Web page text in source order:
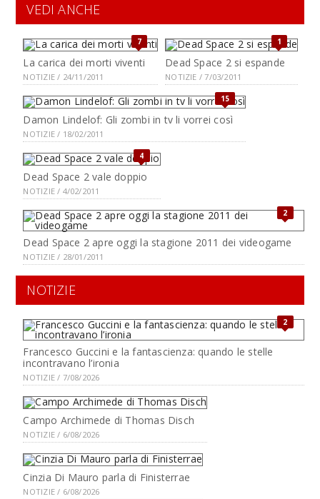
VEDI ANCHE
7
La carica dei morti viventi
NOTIZIE / 24/11/2011
1
Dead Space 2 si espande
NOTIZIE / 7/03/2011
15
Damon Lindelof: Gli zombi in tv li vorrei così
NOTIZIE / 18/02/2011
4
Dead Space 2 vale doppio
NOTIZIE / 4/02/2011
2
Dead Space 2 apre oggi la stagione 2011 dei videogame
NOTIZIE / 28/01/2011
NOTIZIE
2
Francesco Guccini e la fantascienza: quando le stelle
incontravano l’ironia
NOTIZIE / 7/08/2026
Campo Archimede di Thomas Disch
NOTIZIE / 6/08/2026
Cinzia Di Mauro parla di Finisterrae
NOTIZIE / 6/08/2026